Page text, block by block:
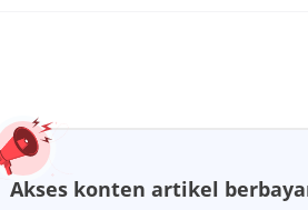
Akses konten artikel